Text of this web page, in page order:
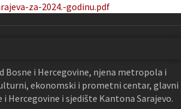
za-2024.-godinu.pdf
Bosne i Hercegovine, njena metropola i
ekonomski i prometni centar, glavni
i Hercegovine i sjedište Kantona Sarajevo.